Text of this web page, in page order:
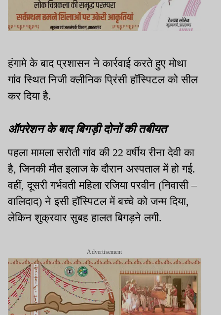
हंगामे के बाद प्रशासन ने कार्रवाई करते हुए मोथा
गांव स्थित निजी क्लीनिक प्रिंसी हॉस्पिटल को सील
कर दिया है.
ऑपरेशन के बाद बिगड़ी दोनों की तबीयत
पहला मामला सरोती गांव की 22 वर्षीय रीना देवी का
है, जिनकी मौत इलाज के दौरान अस्पताल में हो गई.
वहीं, दूसरी गर्भवती महिला रजिया परवीन (निवासी –
वालिदाद) ने इसी हॉस्पिटल में बच्चे को जन्म दिया,
लेकिन शुक्रवार सुबह हालत बिगड़ने लगी.
Advertisement